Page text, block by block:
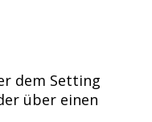
dem Setting
über einen